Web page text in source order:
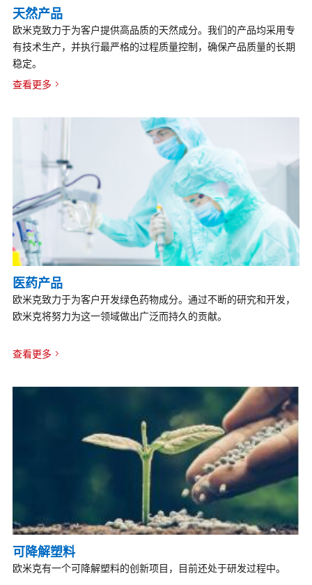
天然产品
欧米克致力于为客户提供高品质的天然成分。我们的产品均采用专
有技术生产，并执行最严格的过程质量控制，确保产品质量的长期
稳定。
查看更多
医药产品
欧米克致力于为客户开发绿色药物成分。通过不断的研究和开发，
欧米克将努力为这一领域做出广泛而持久的贡献。
查看更多
可降解塑料
欧米克有一个可降解塑料的创新项目，目前还处于研发过程中。